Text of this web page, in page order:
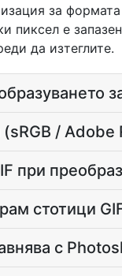
за
пиксел е
да изтеглите.
/ Adobe
при
стотици
с